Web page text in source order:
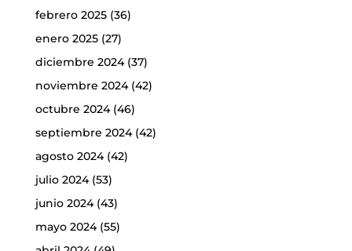
febrero 2025(36)
enero 2025(27)
diciembre 2024(37)
noviembre 2024(42)
octubre 2024(46)
septiembre 2024(42)
agosto 2024(42)
julio 2024(53)
junio 2024(43)
mayo 2024(55)